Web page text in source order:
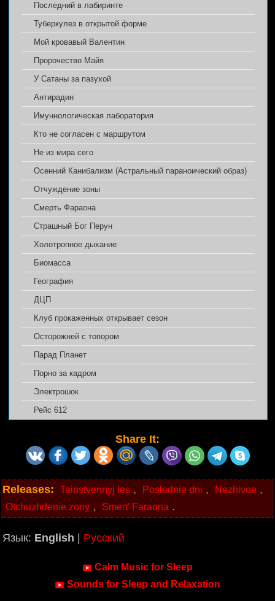
Последний в лабиринте
Туберкулез в открытой форме
Мой кровавый Валентин
Пророчество Майя
У Сатаны за пазухой
Антирадин
Имуннологическая лаборатория
Кто не согласен с маршрутом
Не из мира сего
Осенний Канибализм (Астральный параноический образ)
Отчуждение зоны
Смерть Фараона
Страшный Бог Перун
Холотропное дыхание
Биомасса
География
ДЦП
Клуб прокаженных открывает сезон
Осторожней с топором
Парад Планет
Порно за кадром
Электрошок
Рейс 612
Share It:
Releases: Tainstvennyj les , Poslednie dni , Nezhivoe ,
Otchuzhdenie zony , Smert' Faraona .
Язык: English Русский
Calm Music for Sleep
Sounds for Sleep and Relaxation